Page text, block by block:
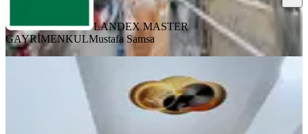
LANDEX MASTER
GAYRİMENKULMustafa Samsa
Atabey'den Her İşe Uygun Geniş
Cepheli Dükkan
Merkezefendi, Akkonak Mahallesi